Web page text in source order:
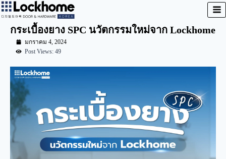
กระเบื้องยาง SPC นวัตกรรมใหม่จาก Lockhome
มกราคม 4, 2024
Post Views: 49